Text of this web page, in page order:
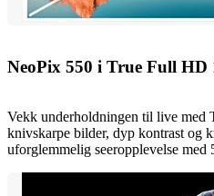
NeoPix 550 i True Full HD
Vekk underholdningen til live med
knivskarpe bilder, dyp kontrast og
uforglemmelig seeropplevelse med